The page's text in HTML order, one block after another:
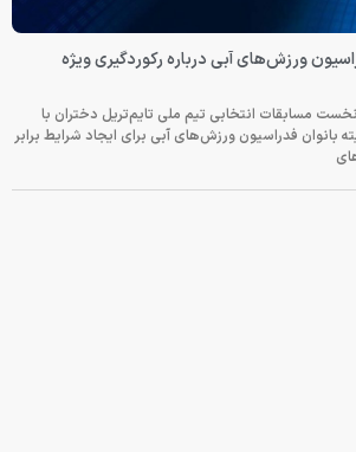
ورزش‌های آبی درباره رکوردگیری ویژه
مسابقات انتخابی تیم ملی تایم‌تریل دختران با
بانوان فدراسیون ورزش‌های آبی برای ایجاد شرایط برابر